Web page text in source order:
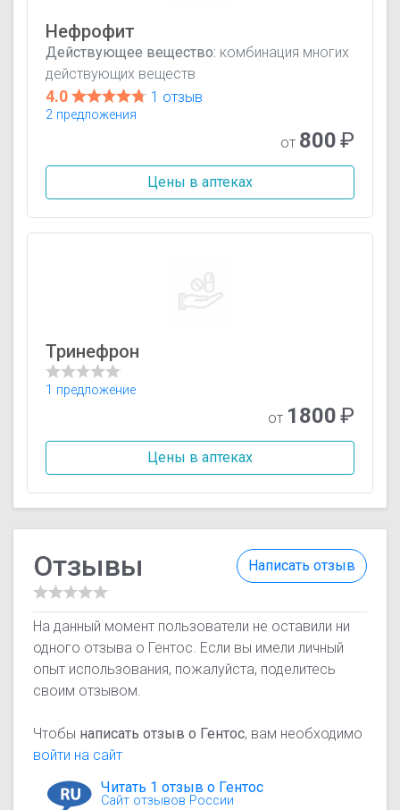
Нефрофит
Действующее вещество: комбинация многих
действующих веществ
4.0 1 отзыв
2 предложения
от 800₽
Цены в аптеках
Тринефрон
1 предложение
от 1800₽
Цены в аптеках
Написать отзыв
Отзывы
На данный момент пользователи не оставили ни
одного отзыва о Гентос. Если вы имели личный
опыт использования, пожалуйста, поделитесь
своим отзывом.
Чтобы написать отзыв о Гентос, вам необходимо
войти на сайт
Читать 1 отзыв о Гентос
Сайт отзывов России